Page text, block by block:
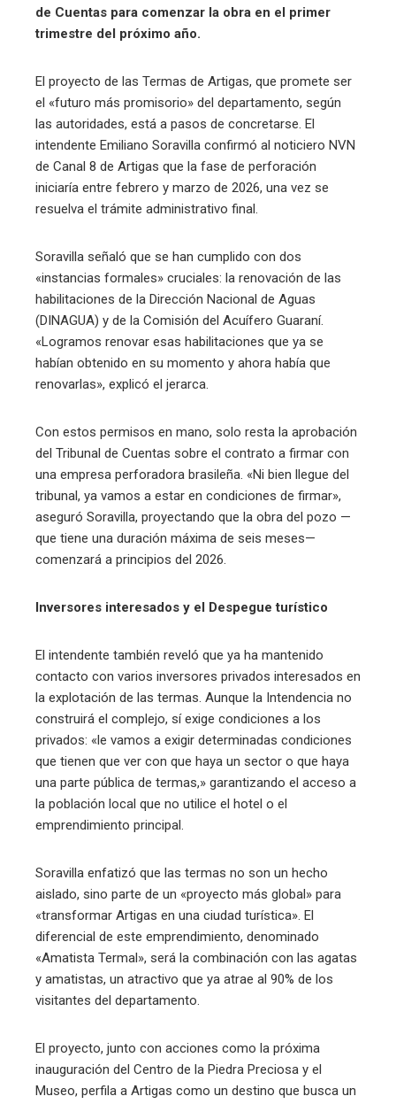
de Cuentas para comenzar la obra en el primer
trimestre del próximo año.
El proyecto de las Termas de Artigas, que promete ser
el «futuro más promisorio» del departamento, según
las autoridades, está a pasos de concretarse. El
intendente Emiliano Soravilla confirmó al noticiero NVN
de Canal 8 de Artigas que la fase de perforación
iniciaría entre febrero y marzo de 2026, una vez se
resuelva el trámite administrativo final.
Soravilla señaló que se han cumplido con dos
«instancias formales» cruciales: la renovación de las
habilitaciones de la Dirección Nacional de Aguas
(DINAGUA) y de la Comisión del Acuífero Guaraní.
«Logramos renovar esas habilitaciones que ya se
habían obtenido en su momento y ahora había que
renovarlas», explicó el jerarca.
Con estos permisos en mano, solo resta la aprobación
del Tribunal de Cuentas sobre el contrato a firmar con
una empresa perforadora brasileña. «Ni bien llegue del
tribunal, ya vamos a estar en condiciones de firmar»,
aseguró Soravilla, proyectando que la obra del pozo —
que tiene una duración máxima de seis meses—
comenzará a principios del 2026.
Inversores interesados y el Despegue turístico
El intendente también reveló que ya ha mantenido
contacto con varios inversores privados interesados en
la explotación de las termas. Aunque la Intendencia no
construirá el complejo, sí exige condiciones a los
privados: «le vamos a exigir determinadas condiciones
que tienen que ver con que haya un sector o que haya
una parte pública de termas,» garantizando el acceso a
la población local que no utilice el hotel o el
emprendimiento principal.
Soravilla enfatizó que las termas no son un hecho
aislado, sino parte de un «proyecto más global» para
«transformar Artigas en una ciudad turística». El
diferencial de este emprendimiento, denominado
«Amatista Termal», será la combinación con las agatas
y amatistas, un atractivo que ya atrae al 90% de los
visitantes del departamento.
El proyecto, junto con acciones como la próxima
inauguración del Centro de la Piedra Preciosa y el
Museo, perfila a Artigas como un destino que busca un